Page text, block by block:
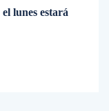
lunes estará